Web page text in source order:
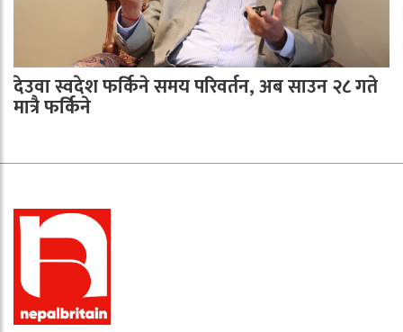
देउवा स्वदेश फर्किने समय परिवर्तन, अब साउन २८ गते
मात्रै फर्किने